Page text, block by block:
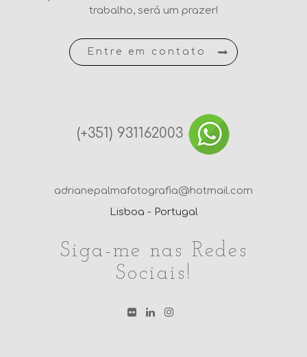
trabalho, será um prazer!
Entre em contato
(+351) 931162003
adrianepalmafotografia@hotmail.com
Lisboa - Portugal
Siga-me nas Redes
Sociais!